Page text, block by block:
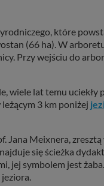
które
(66 ha). W
Przy wejściu do
wiele lat temu uciekły
3 km poniżej
Jana Meixnera,
się ścieżka
jej symbolem jest